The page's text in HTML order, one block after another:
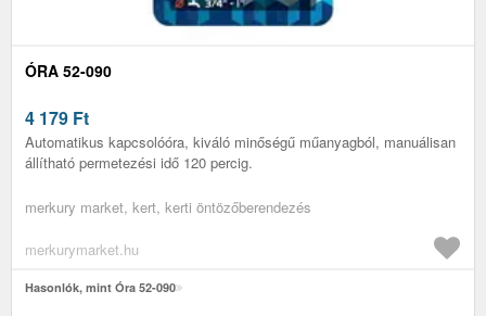
ÓRA 52-090
4 179 Ft
Automatikus kapcsolóóra, kiváló minőségű műanyagból, manuálisan
állítható permetezési idő 120 percig.
merkury market, kert, kerti öntözőberendezés
merkurymarket.hu
Hasonlók, mint Óra 52-090